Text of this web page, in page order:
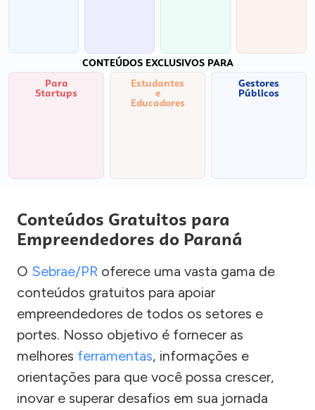
CONTEÚDOS EXCLUSIVOS PARA
Para
Startups
Estudantes
e
Educadores
Gestores
Públicos
Conteúdos Gratuitos para
Empreendedores do Paraná
O Sebrae/PR oferece uma vasta gama de
conteúdos gratuitos para apoiar
empreendedores de todos os setores e
portes. Nosso objetivo é fornecer as
melhores ferramentas, informações e
orientações para que você possa crescer,
inovar e superar desafios em sua jornada